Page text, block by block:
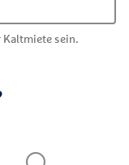
Kaltmiete sein.